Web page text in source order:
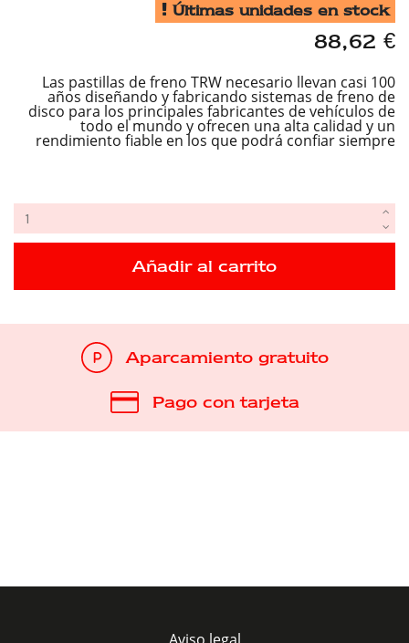
Últimas unidades en stock
88,62 €
Las pastillas de freno TRW necesario llevan casi 100
años diseñando y fabricando sistemas de freno de
disco para los principales fabricantes de vehículos de
todo el mundo y ofrecen una alta calidad y un
rendimiento fiable en los que podrá confiar siempre
Añadir al carrito
Aparcamiento gratuito
Pago con tarjeta